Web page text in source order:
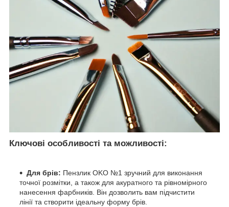
Ключові особливості та можливості:
Для брів: Пензлик OKO №1 зручний для виконання
точної розмітки, а також для акуратного та рівномірного
нанесення фарбників. Він дозволить вам підчистити
лінії та створити ідеальну форму брів.